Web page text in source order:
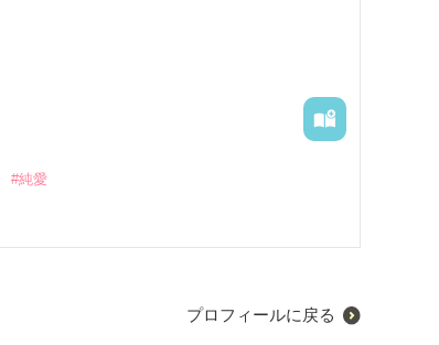
#純愛
プロフィールに戻る